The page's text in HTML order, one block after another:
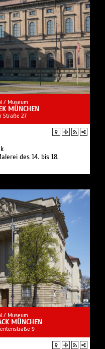
/ Museum
MÜNCHEN
Straße 27
des 14. bis 18.
/ Museum
MÜNCHEN
9